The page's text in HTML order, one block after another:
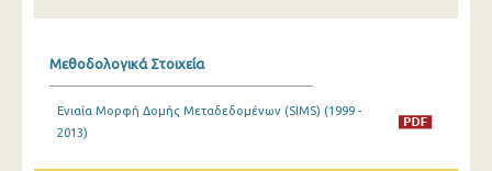
2015
Μεθοδολογικά Στοιχεία
Ενιαία Μορφή Δομής Μεταδεδομένων (SIMS) (1999 -
2013)